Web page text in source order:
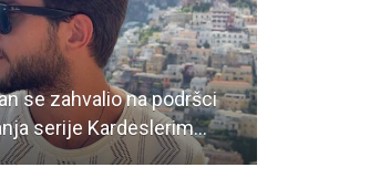
se zahvalio na podršci
serije Kardeslerim...